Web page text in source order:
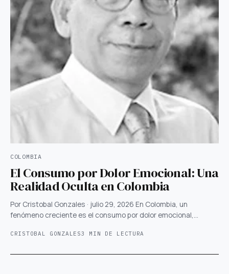
COLOMBIA
El Consumo por Dolor Emocional: Una
Realidad Oculta en Colombia
Por Cristobal Gonzales · julio 29, 2026 En Colombia, un
fenómeno creciente es el consumo por dolor emocional,…
CRISTOBAL GONZALES3 MIN DE LECTURA